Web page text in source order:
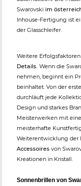
Swarovski im
Inhouse-Fertigung ist
der Glasschleifer.
Weitere
Details. Wenn die
nehmen, beginnt ein
beinhaltet. Von der
durchläuft jede
Design und starkes
Meisterwerken mit
meisterhafte
Weiterentwicklung der
Accessoires von
Kreationen in Kristall.
Sonnenbrillen von